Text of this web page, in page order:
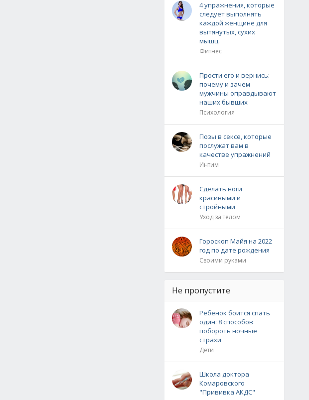
4 упражнения, которые
следует выполнять
каждой женщине для
вытянутых, сухих
мышц.
Фитнес
Прости его и вернись:
почему и зачем
мужчины оправдывают
наших бывших
Психология
Позы в сексе, которые
послужат вам в
качестве упражнений
Интим
Сделать ноги
красивыми и
стройными
Уход за телом
Гороскоп Майя на 2022
год по дате рождения
Своими руками
Не пропустите
Ребенок боится спать
один: 8 способов
побороть ночные
страхи
Дети
Школа доктора
Комаровского
"Прививка АКДС"